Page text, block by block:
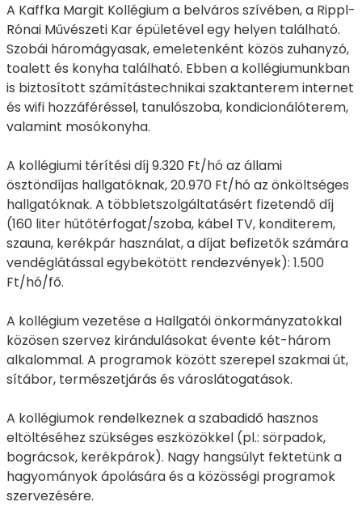
A Kaffka Margit Kollégium a belváros szívében, a Rippl-
Rónai Művészeti Kar épületével egy helyen található.
Szobái háromágyasak, emeletenként közös zuhanyzó,
toalett és konyha található. Ebben a kollégiumunkban
is biztosított számítástechnikai szaktanterem internet
és wifi hozzáféréssel, tanulószoba, kondicionálóterem,
valamint mosókonyha.
A kollégiumi térítési díj 9.320 Ft/hó az állami
ösztöndíjas hallgatóknak, 20.970 Ft/hó az önköltséges
hallgatóknak. A többletszolgáltatásért fizetendő díj
(160 liter hűtőtérfogat/szoba, kábel TV, konditerem,
szauna, kerékpár használat, a díjat befizetők számára
vendéglátással egybekötött rendezvények): 1.500
Ft/hó/fő.
A kollégium vezetése a Hallgatói önkormányzatokkal
közösen szervez kirándulásokat évente két-három
alkalommal. A programok között szerepel szakmai út,
sítábor, természetjárás és városlátogatások.
A kollégiumok rendelkeznek a szabadidő hasznos
eltöltéséhez szükséges eszközökkel (pl.: sörpadok,
bográcsok, kerékpárok). Nagy hangsúlyt fektetünk a
hagyományok ápolására és a közösségi programok
szervezésére.